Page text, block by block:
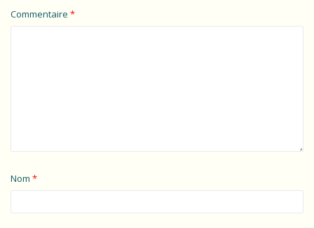
Commentaire *
Nom *